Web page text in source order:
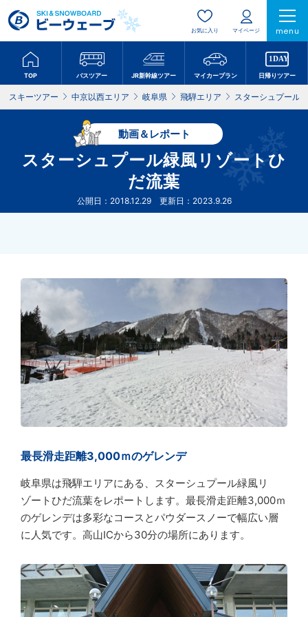
お気に入り マイページ menu
TOP バスツアー JR新幹線ツアー マイカープラン 日帰りツアー
スキーツアー 中京以西エリア 岐阜県 飛騨エリア スターシュプール
公開日：2018.12.29 更新日：2023.9.26
動画＆レポート
スターシュプール緑風リゾートひ
だ流葉
最長滑走距離3,000ｍのゲレンデ
岐阜県は飛騨エリアにある、スターシュプール緑風リ
ゾートひだ流葉をレポートします。最長滑走距離3,000ｍ
のゲレンデは多彩なコースとパウダースノーで幅広い層
に人気です。高山ICから30分の場所にあります。